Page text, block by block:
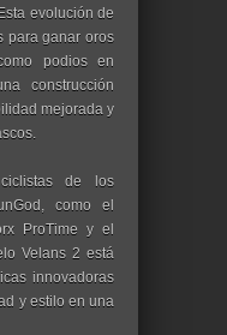
evolución de
para ganar oros
podios en
construcción
mejorada y
de los
como el
ProTime y el
Velans 2 está
innovadoras
y estilo en una